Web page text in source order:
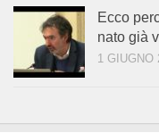
Ecco
nato già
1 GIUGNO